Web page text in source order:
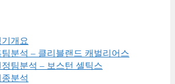
기개요
팀분석 – 클리블랜드 캐벌리어스
정팀분석 – 보스턴 셀틱스
분석